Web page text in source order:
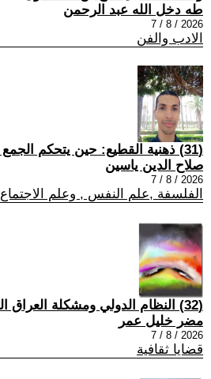
طه دخل الله عبد الرحمن
2026 / 8 / 7
الادب والفن
(31) ذهنية القطيع: حين يتحكم الجمع في قراراتنا
صلاح الدين ياسين
2026 / 8 / 7
الفلسفة ,علم النفس , وعلم الاجتماع
(32) النظام الدولي ومشكلة العراق المالية
مضر خليل عمر
2026 / 8 / 7
قضايا ثقافية